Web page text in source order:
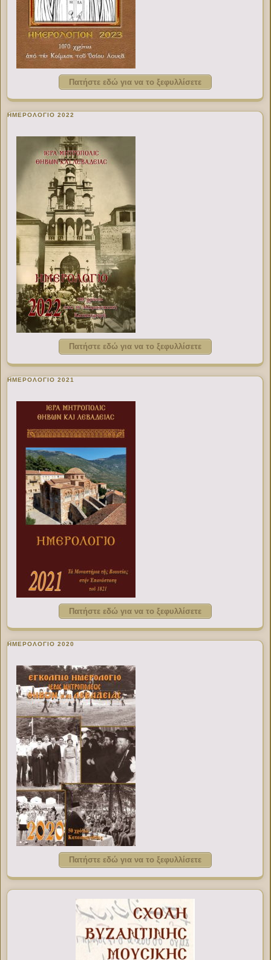
Πατήστε εδώ για να το ξεφυλλίσετε
ΗΜΕΡΟΛΟΓΙΟ 2022
Πατήστε εδώ για να το ξεφυλλίσετε
ΗΜΕΡΟΛΟΓΙΟ 2021
Πατήστε εδώ για να το ξεφυλλίσετε
ΗΜΕΡΟΛΟΓΙΟ 2020
Πατήστε εδώ για να το ξεφυλλίσετε